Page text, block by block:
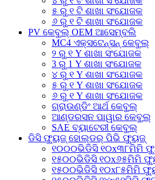
୫ ରୁ ୧ ଟି ଶାଖା ସଂଯୋଜକ
୬ ରୁ ୧ ଟି ଶାଖା ସଂଯୋଜକ
PV କେବୁଲ୍ OEM ଆସେମ୍ବଲି
MC4 ଏକ୍ସଟେନ୍ସନ୍ କେବୁଲ୍
୨ ରୁ ୧ Y ଶାଖା ସଂଯୋଜକ
3 ରୁ 1 Y ଶାଖା ସଂଯୋଜକ
୪ ରୁ ୧ Y ଶାଖା ସଂଯୋଜକ
୫ ରୁ ୧ Y ଶାଖା ସଂଯୋଜକ
୬ ରୁ ୧ Y ଶାଖା ସଂଯୋଜକ
ଗ୍ରାଉଣ୍ଡିଂ ଆର୍ଥ କେବୁଲ୍
ଆଣ୍ଡରସନ ପାୱାର କେବୁଲ୍
SAE ବ୍ୟାଟେରୀ କେବୁଲ୍
ଡିସି ଫ୍ୟୁଜ୍ ହୋଲ୍ଡର୍ ପିଭି ଫ୍ୟୁଜ୍
୧୦୦୦ଭିଡିସି ୧୦x୩୮ମିମି
୧୫୦୦ଭିଡିସି ୧୦x୬୫ମିମି
୧୫୦୦ଭିଡିସି ୧୦x୮୫ମିମି